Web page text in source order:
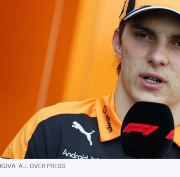
KUVA: ALL OVER PRESS